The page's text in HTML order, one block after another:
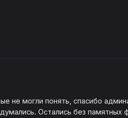
не могли понять, спасибо
Остались без памятных